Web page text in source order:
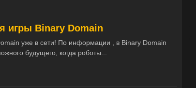
игры Binary Domain
уже в сети! По информации , в Binary Domain
будущего, когда роботы...